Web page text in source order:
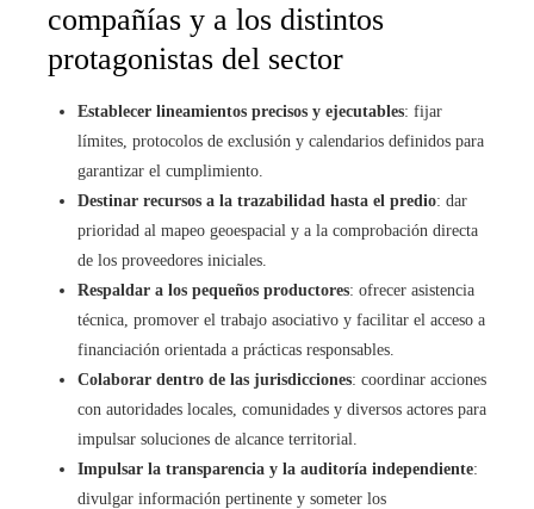
compañías y a los distintos
protagonistas del sector
Establecer lineamientos precisos y ejecutables: fijar
límites, protocolos de exclusión y calendarios definidos para
garantizar el cumplimiento.
Destinar recursos a la trazabilidad hasta el predio: dar
prioridad al mapeo geoespacial y a la comprobación directa
de los proveedores iniciales.
Respaldar a los pequeños productores: ofrecer asistencia
técnica, promover el trabajo asociativo y facilitar el acceso a
financiación orientada a prácticas responsables.
Colaborar dentro de las jurisdicciones: coordinar acciones
con autoridades locales, comunidades y diversos actores para
impulsar soluciones de alcance territorial.
Impulsar la transparencia y la auditoría independiente:
divulgar información pertinente y someter los